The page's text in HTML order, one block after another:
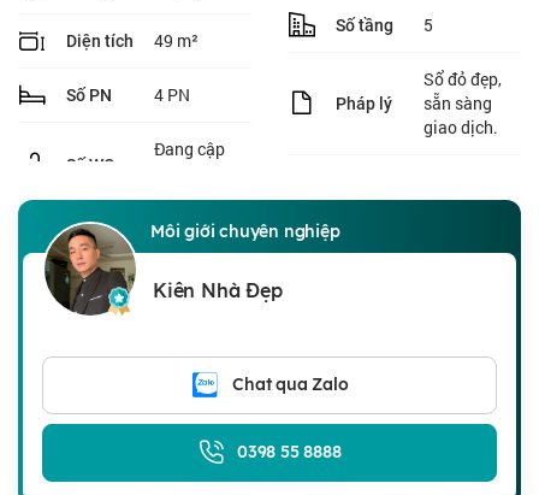
Diện tích 49 m²
Số PN 4 PN
Đang cập
Số tầng 5
Pháp lý
Sổ đỏ đẹp,
sẵn sàng
giao dịch.
Môi giới chuyên nghiệp
Kiên Nhà Đẹp
Chat qua Zalo
0398 55 8888